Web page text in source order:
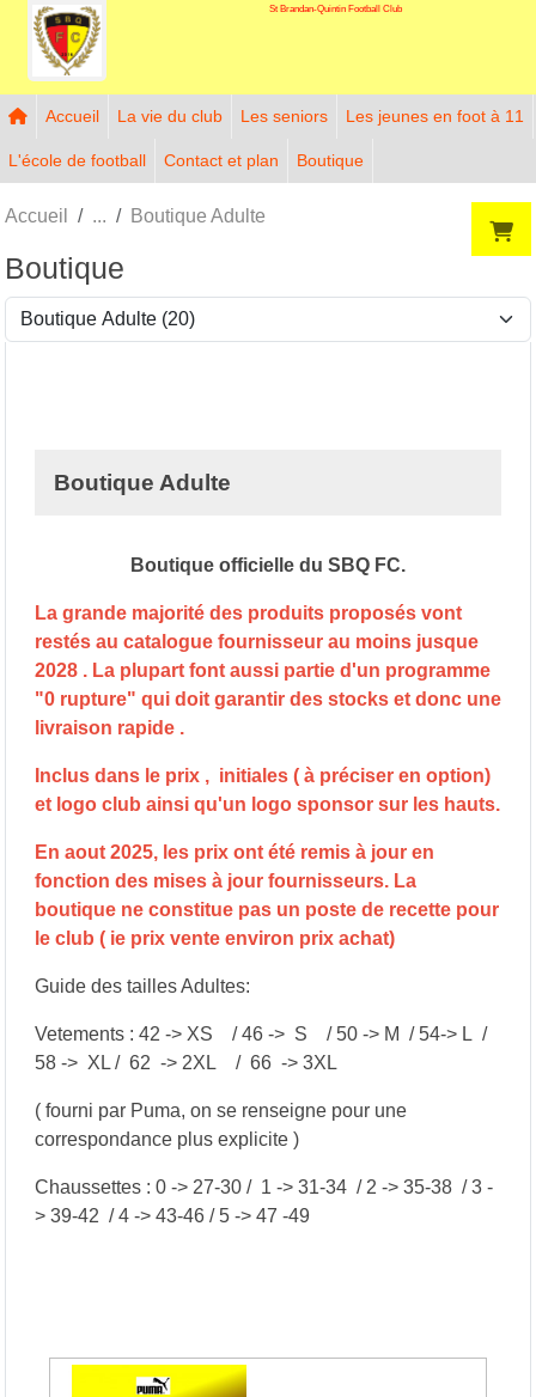
St Brandan-Quintin Football Club
Accueil La vie du club Les seniors Les jeunes en foot à 11
L'école de football Contact et plan Boutique
Accueil Boutique Adulte
Boutique
Boutique Adulte
Boutique officielle du SBQ FC.
La grande majorité des produits proposés vont
restés au catalogue fournisseur au moins jusque
2028 . La plupart font aussi partie d'un programme
"0 rupture" qui doit garantir des stocks et donc une
livraison rapide .
Inclus dans le prix , initiales ( à préciser en option)
et logo club ainsi qu'un logo sponsor sur les hauts.
En aout 2025, les prix ont été remis à jour en
fonction des mises à jour fournisseurs. La
boutique ne constitue pas un poste de recette pour
le club ( ie prix vente environ prix achat)
Guide des tailles Adultes:
Vetements : 42 -> XS / 46 -> S / 50 -> M / 54-> L /
58 -> XL / 62 -> 2XL / 66 -> 3XL
( fourni par Puma, on se renseigne pour une
correspondance plus explicite )
Chaussettes : 0 -> 27-30 / 1 -> 31-34 / 2 -> 35-38 / 3 -
> 39-42 / 4 -> 43-46 / 5 -> 47 -49
Panneau de gestion des cookies